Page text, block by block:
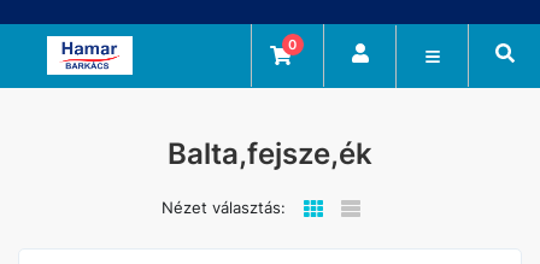
0
Balta,fejsze,ék
Nézet választás: